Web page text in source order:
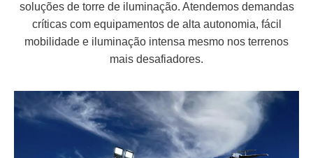
soluções de torre de iluminação. Atendemos demandas
críticas com equipamentos de alta autonomia, fácil
mobilidade e iluminação intensa mesmo nos terrenos
mais desafiadores.